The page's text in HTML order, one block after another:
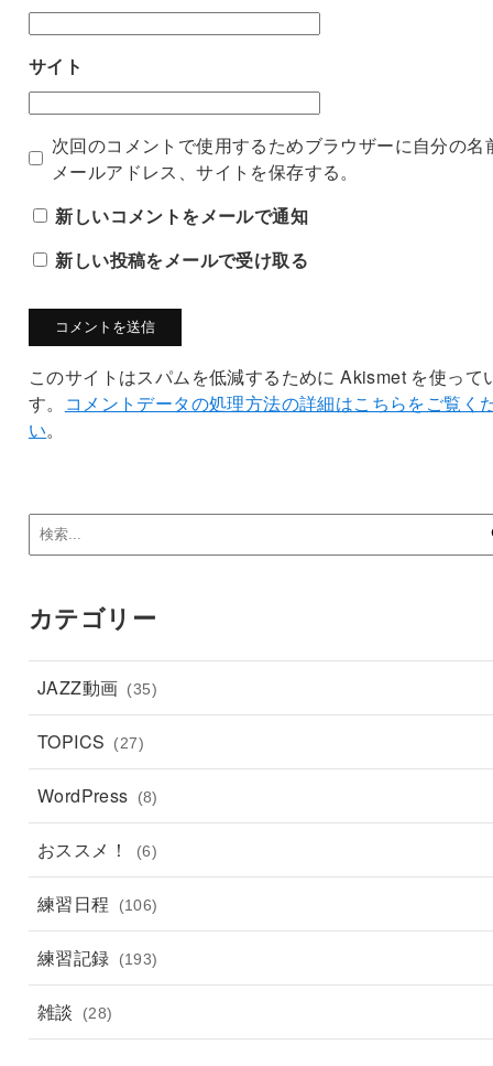
サイト
次回のコメントで使用するためブラウザーに自分の名
メールアドレス、サイトを保存する。
新しいコメントをメールで通知
新しい投稿をメールで受け取る
このサイトはスパムを低減するために Akismet を使って
す。 コメントデータの処理方法の詳細はこちらをご覧く
い。
カテゴリー
JAZZ動画 (35)
TOPICS (27)
WordPress (8)
おススメ！ (6)
練習日程 (106)
練習記録 (193)
雑談 (28)